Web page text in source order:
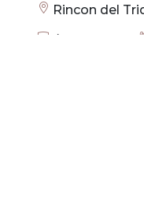
Rincon del
4